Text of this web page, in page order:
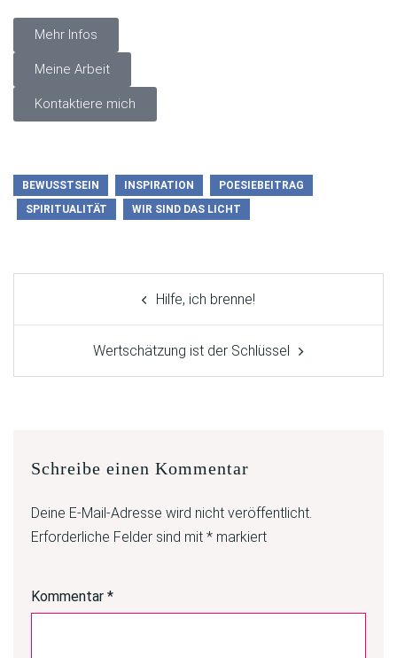
Mehr Infos
Meine Arbeit
Kontaktiere mich
BEWUSSTSEIN INSPIRATION
POESIEBEITRAG
SPIRITUALITÄT
WIR SIND DAS LICHT
Hilfe, ich brenne!
Wertschätzung ist der Schlüssel
Schreibe einen Kommentar
Deine E-Mail-Adresse wird nicht veröffentlicht.
Erforderliche Felder sind mit * markiert
Kommentar *